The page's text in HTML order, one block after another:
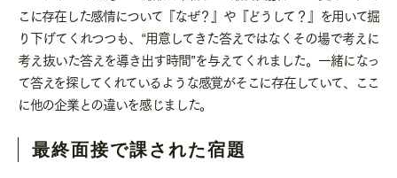
こに存在した感情について『なぜ？』や『どうして？』を用いて掘
り下げてくれつつも、“用意してきた答えではなくその場で考えに
考え抜いた答えを導き出す時間”を与えてくれました。一緒になっ
て答えを探してくれているような感覚がそこに存在していて、ここ
に他の企業との違いを感じました。
最終面接で課された宿題